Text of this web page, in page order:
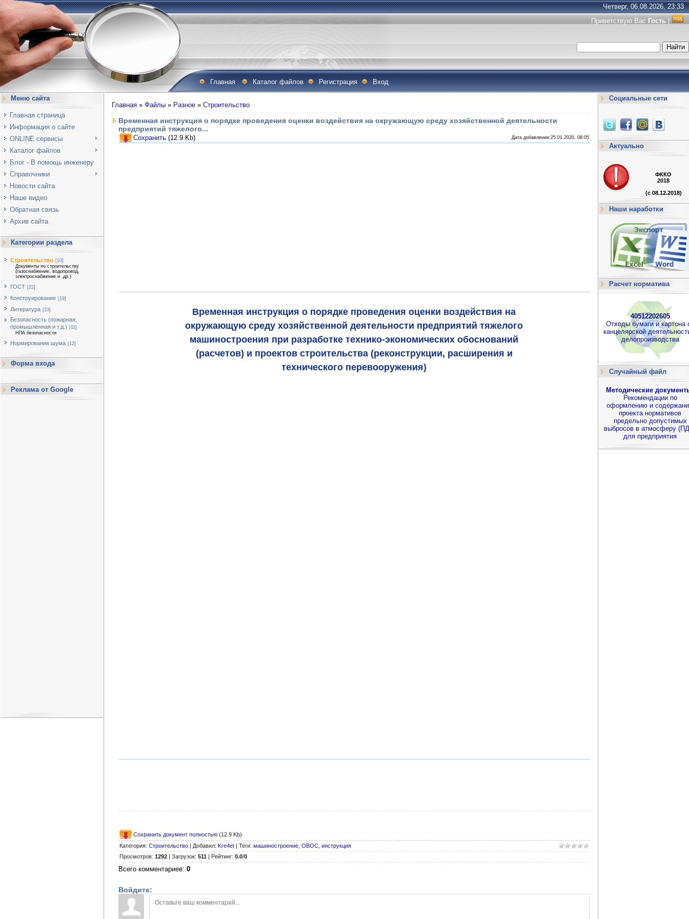
Четверг, 06.08.2026, 23:33
Приветствую Вас Гость
Главная Каталог файлов Регистрация Вход
Меню сайта
Главная страница
Информация о сайте
ONLINE сервисы
Каталог файлов
Блог - В помощь инженеру
Справочники
Новости сайта
Наше видео
Обратная связь
Архив сайта
Категории раздела
Строительство [10]
Документы по строительству
(газоснабжение, водопровод,
электроснабжение и .др.)
ГОСТ [22]
Конструирование [19]
Литература [23]
Безопасность (пожарная,
промышленная и т.д.) [11]
НПА безопасности
Нормирование шума [12]
Форма входа
Реклама от Google
Главная » Файлы » Разное » Строительство
Временная инструкция о порядке проведения оценки воздействия на окружающую среду хозяйственной деятельности
предприятий тяжелого...
Сохранить (12.9 Kb) Дата добавления:25.01.2020, 08:05
Временная инструкция о порядке проведения оценки воздействия на
окружающую среду хозяйственной деятельности предприятий тяжелого
машиностроения при разработке технико-экономических обоснований
(расчетов) и проектов строительства (реконструкции, расширения и
технического перевооружения)
Сохранить документ полностью (12.9 Kb)
Категория: Строительство Добавил: Kre4et Теги: машиностроение ОВОС инструкция
Просмотров: 1292 Загрузок: 511 Рейтинг: 0.0/0
Всего комментариев: 0
Войдите:
Социальные сети
Актуально
ФККО
2018
(с 08.12.2018)
Наши наработки
Расчет норматива
40512202605
Отходы бумаги и картона
канцелярской
делопроизводства
Случайный файл
Методические
Рекомендации по
оформлению и
проекта нормативов
предельно допустимых
выбросов в атмосферу
для предприятия